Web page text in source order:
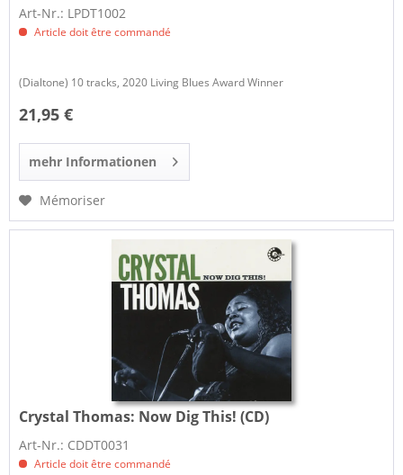
Art-Nr.: LPDT1002
Article doit être commandé
(Dialtone) 10 tracks, 2020 Living Blues Award Winner
21,95 €
mehr Informationen
Mémoriser
Crystal Thomas: Now Dig This! (CD)
Art-Nr.: CDDT0031
Article doit être commandé